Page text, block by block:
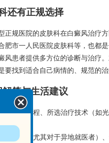
还有正规选择
规医院的皮肤科在白癜风治疗方
市一人民医院皮肤科等，也都是
患者提供多方位的诊断与治疗。
找到适合自己病情的、规范的治
答与生活建议
积、病程、所选治疗技术（如光
宿费（尤其对于异地就医者）、